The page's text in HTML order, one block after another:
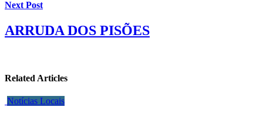
Next Post
ARRUDA DOS PISÕES
Related Articles
Notícias Locais